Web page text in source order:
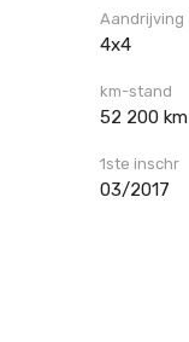
Aandrijving
4x4
km-stand
52 200 km
1ste inschr
03/2017